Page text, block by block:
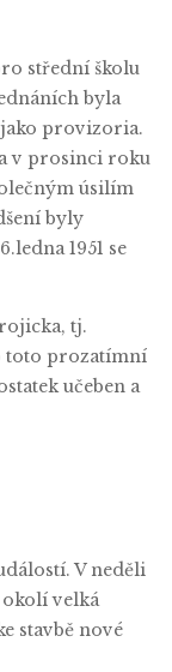
střední školu
byla
jako provizoria.
v prosinci roku
úsilím
byly
1951 se
tj.
toto prozatímní
učeben a
V neděli
okolí velká
stavbě nové